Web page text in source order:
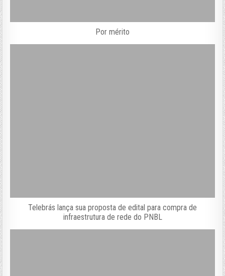
Por mérito
Telebrás lança sua proposta de edital para compra de
infraestrutura de rede do PNBL